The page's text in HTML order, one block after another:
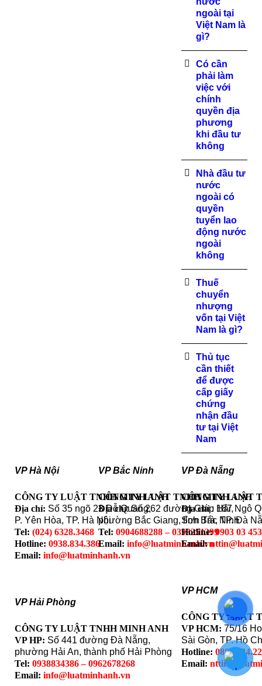
ngoài tại
Việt Nam là
gì?
Có cần
phải làm
việc với
chính
quyền địa
phương
khi đầu tư
không
Nhà đầu tư
nước
ngoài có
quyền
tuyển lao
động nước
ngoài
không
Thuế
chuyển
nhượng
vốn tại Việt
Nam là gì?
Thủ tục
cần thiết
để được
cấp giấy
chứng
nhận đầu
tư tại Việt
Nam
VP Hà Nội
CÔNG TY LUẬT TNHH MINH ANH
Địa chỉ: Số 35 ngõ 23 Đỗ Quang,
P. Yên Hòa, TP. Hà Nội
Tel: (024) 6328.3468
Hotline: 0938.834.386
Email: info@luatminhanh.vn
VP Hải Phòng
CÔNG TY LUẬT TNHH MINH ANH
VP HP: Số 441 đường Đà Nẵng,
phường Hải An, thành phố Hải Phòng
Tel: 0938834386 – 0962678268
Email: info@luatminhanh.vn
VP Bắc Ninh
CÔNG TY LUẬT TNHH MINH ANH
Địa chỉ: Số 262 đường Giáp Hải,
phường Bắc Giang, tỉnh Bắc Ninh
Tel: 0904688288 – 0393251399
Email: info@luatminhanh.vn
VP Đà Nẵng
CÔNG TY LUẬT
Địa chỉ: 187 Ngô
Sơn Trà, TP. Đà
Hotline:0903 03
Email:
VP HCM
CÔNG TY LUẬT
VP HCM: 75/16
Sài Gòn, TP. Hồ
Hotline:
Email: